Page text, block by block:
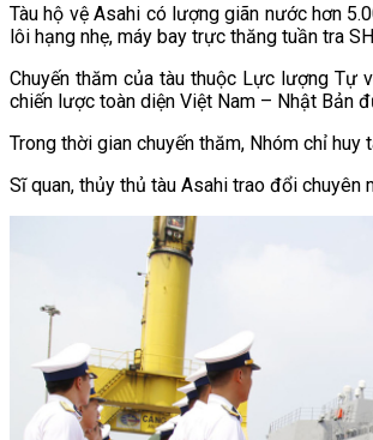
Tàu hộ vệ Asahi có lượng giãn nước hơn
lôi hạng nhẹ, máy bay trực thăng tuần tra
Chuyến thăm của tàu thuộc Lực lượng Tự
chiến lược toàn diện Việt Nam – Nhật Bản
Trong thời gian chuyến thăm, Nhóm chỉ huy
Sĩ quan, thủy thủ tàu Asahi trao đổi